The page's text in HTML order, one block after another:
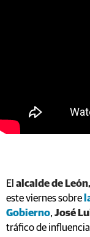
El alcalde de
este viernes sobre
Gobierno, José
tráfico de